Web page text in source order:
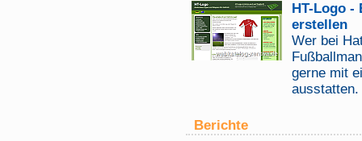
HT-Logo -
erstellen
Wer bei
gerne mit
Berichte